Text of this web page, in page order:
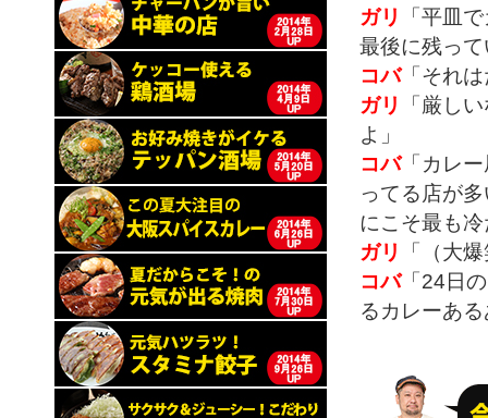
ガリ
「平皿
最後に残っ
コバ「それ
ガリ
「厳し
よ」
コバ「カレ
ってる店が
にこそ最も
ガリ
「（大
コバ「24日
るカレーあ